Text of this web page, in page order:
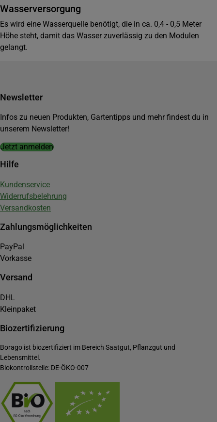
Wasserversorgung
Es wird eine Wasserquelle benötigt, die in ca. 0,4 - 0,5 Meter
Höhe steht, damit das Wasser zuverlässig zu den Modulen
gelangt.
Newsletter
Infos zu neuen Produkten, Gartentipps und mehr findest du in
unserem Newsletter!
Jetzt anmelden
Hilfe
Kundenservice
Widerrufsbelehrung
Versandkosten
Zahlungsmöglichkeiten
PayPal
Vorkasse
Versand
DHL
Kleinpaket
Biozertifizierung
Borago ist biozertifiziert im Bereich Saatgut, Pflanzgut und
Lebensmittel.
Biokontrollstelle: DE-ÖKO-007